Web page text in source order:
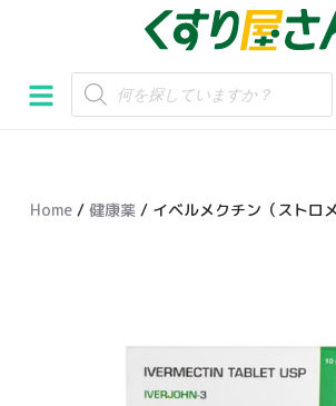
ン
テ
スHome / 健康薬 / イベルメクチン（ストロ